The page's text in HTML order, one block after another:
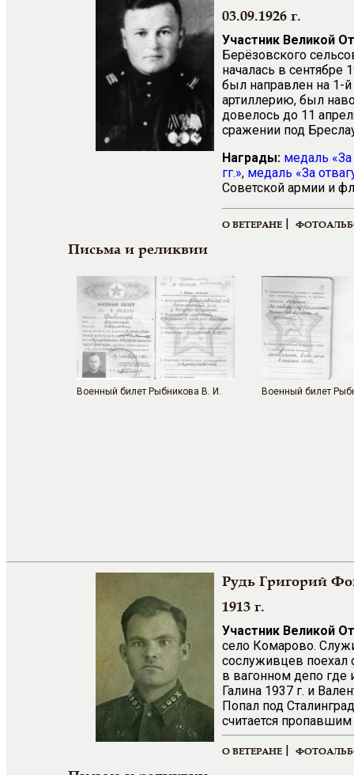
03.09.1926 г.
Участник Великой
Берёзовского
началась в сентябре
был направлен на 1-
артиллерию, был
довелось до 11
сражении под
Награды: медаль
гг.», медаль «За
Советской армии и
О ВЕТЕРАНЕ |
Письма и реликвии
Военный билет Рыбникова В. И. Военный билет
Рудь Григорий
1913 г.
Участник Великой
село Комарово.
сослуживцев поехал
в вагонном депо где
Галина 1937 г. и
Попал под
считается пропавшим
О ВЕТЕРАНЕ |